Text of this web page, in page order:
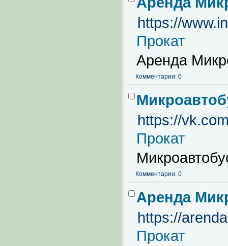
https://
Прокат
Аренда
Комментарии: 0
https://
Прокат
Комментарии: 0
Аренда
https://
Прокат